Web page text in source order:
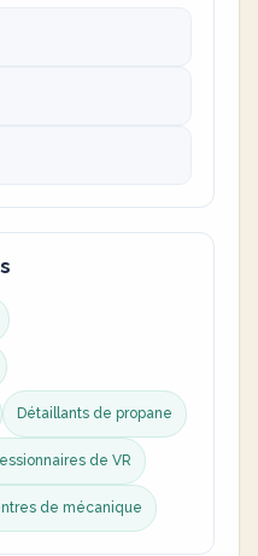
Détaillants de propane
de VR
de mécanique